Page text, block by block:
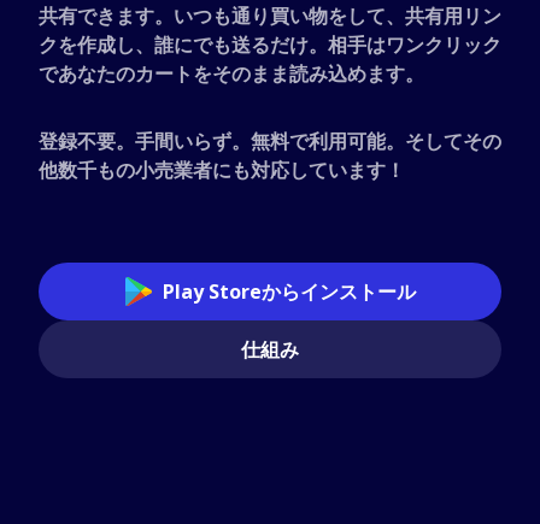
日本語 (Japanese)
共有できます。いつも通り買い物をして、共有用リン
クを作成し、誰にでも送るだけ。相手はワンクリック
であなたのカートをそのまま読み込めます。
登録不要。手間いらず。無料で利用可能。そしてその
他数千もの小売業者にも対応しています！
Play Storeからインストール
仕組み